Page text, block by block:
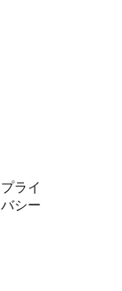
プライ
バシー